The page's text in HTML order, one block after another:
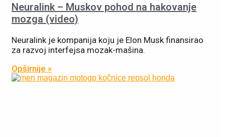
Neuralink – Muskov pohod na hakovanje
mozga (video)
Neuralink je kompanija koju je Elon Musk finansirao
za razvoj interfejsa mozak-mašina.
Opširnije »